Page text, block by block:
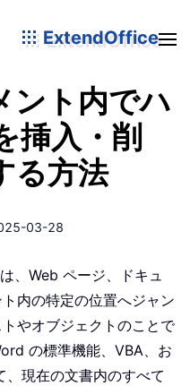
ExtendOffice
ント内でハ
挿入・削
る方法
03-28
、Web ページ、ドキュ
内の特定の位置へジャン
やオブジェクトのことで
の標準機能、VBA、お
現在の文書内のすべて